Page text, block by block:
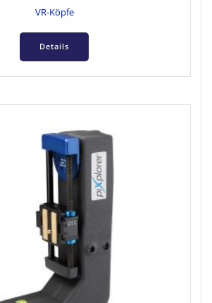
VR-Köpfe
Details